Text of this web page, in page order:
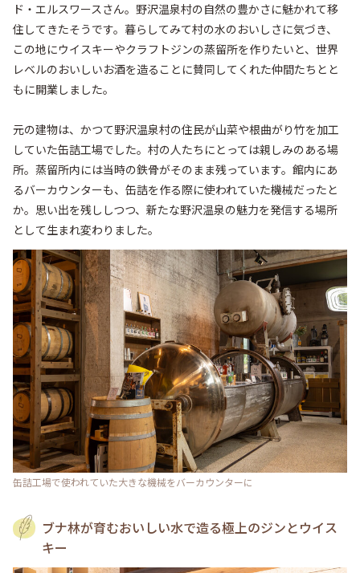
ド・エルスワースさん。野沢温泉村の自然の豊かさに魅かれて移
住してきたそうです。暮らしてみて村の水のおいしさに気づき、
この地にウイスキーやクラフトジンの蒸留所を作りたいと、世界
レベルのおいしいお酒を造ることに賛同してくれた仲間たちとと
もに開業しました。
元の建物は、かつて野沢温泉村の住民が山菜や根曲がり竹を加工
していた缶詰工場でした。村の人たちにとっては親しみのある場
所。蒸留所内には当時の鉄骨がそのまま残っています。館内にあ
るバーカウンターも、缶詰を作る際に使われていた機械だったと
か。思い出を残ししつつ、新たな野沢温泉の魅力を発信する場所
として生まれ変わりました。
缶詰工場で使われていた大きな機械をバーカウンターに
ブナ林が育むおいしい水で造る極上のジンとウイス
キー